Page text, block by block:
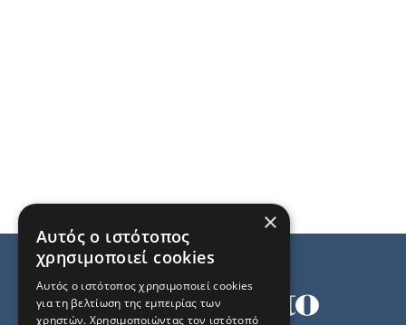
×
Αυτός ο ιστότοπος
χρησιμοποιεί cookies
Αυτός ο ιστότοπος χρησιμοποιεί cookies
για τη βελτίωση της εμπειρίας των
χρηστών. Χρησιμοποιώντας τον ιστότοπό